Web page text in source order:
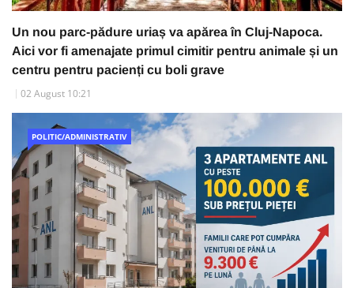
Un nou parc-pădure uriaș va apărea în Cluj-Napoca.
Aici vor fi amenajate primul cimitir pentru animale și un
centru pentru pacienți cu boli grave
02 August 10:21
POLITIC/ADMINISTRATIV